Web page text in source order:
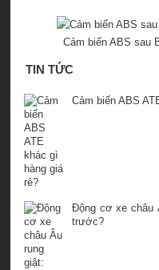
Cảm biến ABS sau
TIN TỨC
Cảm biến ABS
Động cơ xe châu
trước?